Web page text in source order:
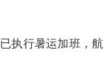
执行暑运加班，航